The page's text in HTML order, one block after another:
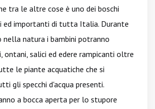
tra le altre cose è uno dei boschi
ed importanti di tutta Italia. Durante
nella natura i bambini potranno
ontani, salici ed edere rampicanti oltre
le piante acquatiche che si
gli specchi d'acqua presenti.
a bocca aperta per lo stupore